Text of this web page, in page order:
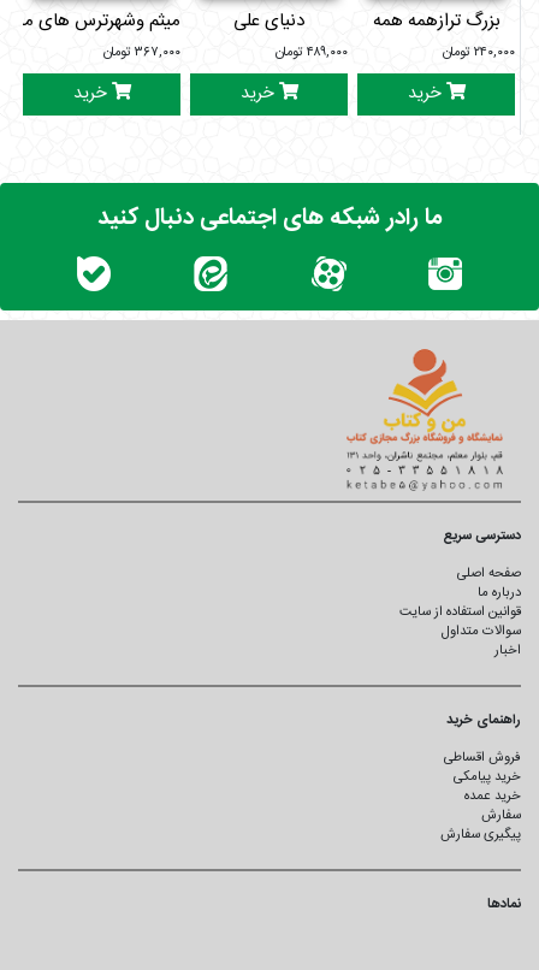
بزرگ ترازهمه همه
۲۴۰,۰۰۰ تومان
خرید
دنیای علی
۴۸۹,۰۰۰تومان
خرید
میثم وشهرترس های
۳۶۷,۰۰۰تومان
خرید
ما رادر شبکه های اجتماعی دنبال کنید
دسترسی سریع
صفحه اصلی
درباره ما
قوانین استفاده از سایت
سوالات متداول
اخبار
راهنمای خرید
فروش اقساطی
خرید پیامکی
خرید عمده
سفارش
پیگیری سفارش
نمادها